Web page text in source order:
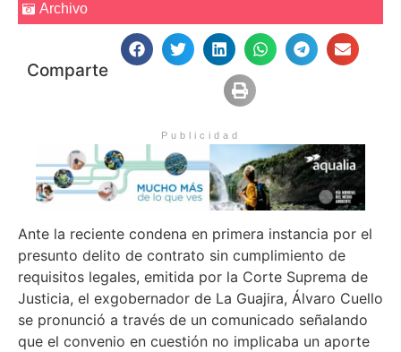
Archivo
Comparte
Publicidad
Ante la reciente condena en primera instancia por el
presunto delito de contrato sin cumplimiento de
requisitos legales, emitida por la Corte Suprema de
Justicia, el exgobernador de La Guajira, Álvaro Cuello
se pronunció a través de un comunicado señalando
que el convenio en cuestión no implicaba un aporte